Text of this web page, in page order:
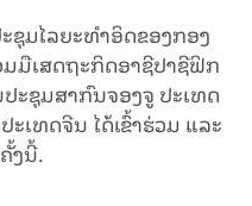
ຊຸມໄລຍະທຳອິດຂອງກອງ
ມືເສດຖະກິດອາຊີປາຊີຟິກ
ະຊຸມສາກົນຈອງຈູ ປະເທດ
ເທດຈີນ ໄດ້ເຂົ້າຮ່ວມ ແລະ
ງນີ້.